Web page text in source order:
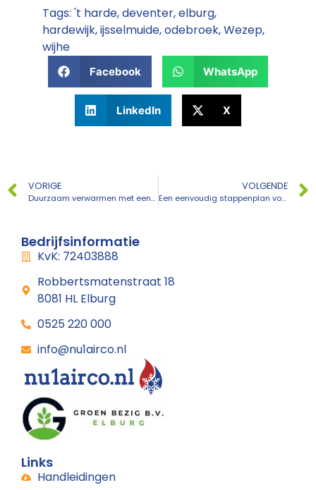
Tags: 't harde,deventer,elburg,
hardewijk,ijsselmuide,odebroek,Wezep,
wijhe
Facebook WhatsApp
LinkedIn X
VORIGE
Duurzaam verwarmen met een airco
VOLGENDE
Een eenvoudig stappenplan voor het schoonmaken van je aircofilters
Bedrijfsinformatie
KvK: 72403888
Robbertsmatenstraat 18
8081 HL Elburg
0525 220 000
info@nu1airco.nl
Links
Handleidingen